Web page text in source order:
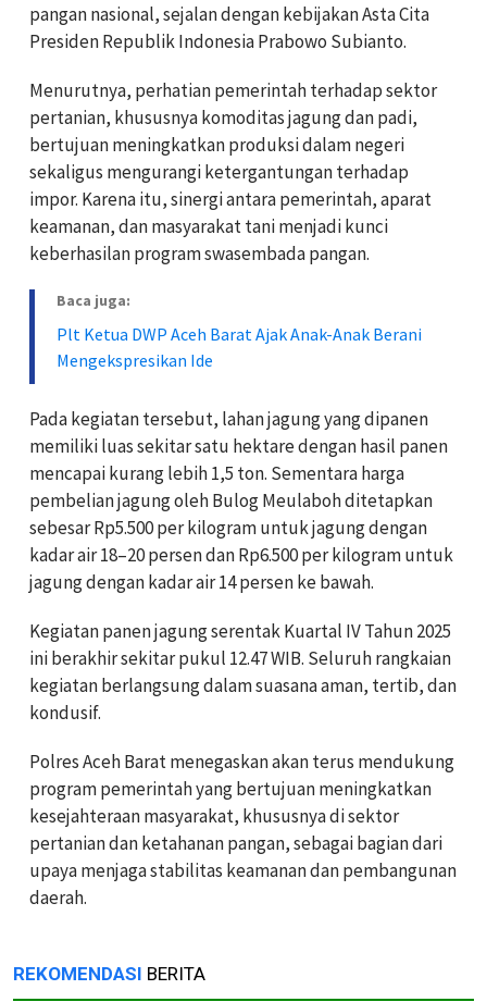
pangan nasional, sejalan dengan kebijakan Asta Cita
Presiden Republik Indonesia Prabowo Subianto.
Menurutnya, perhatian pemerintah terhadap sektor
pertanian, khususnya komoditas jagung dan padi,
bertujuan meningkatkan produksi dalam negeri
sekaligus mengurangi ketergantungan terhadap
impor. Karena itu, sinergi antara pemerintah, aparat
keamanan, dan masyarakat tani menjadi kunci
keberhasilan program swasembada pangan.
Baca juga:
Plt Ketua DWP Aceh Barat Ajak Anak-Anak Berani
Mengekspresikan Ide
Pada kegiatan tersebut, lahan jagung yang dipanen
memiliki luas sekitar satu hektare dengan hasil panen
mencapai kurang lebih 1,5 ton. Sementara harga
pembelian jagung oleh Bulog Meulaboh ditetapkan
sebesar Rp5.500 per kilogram untuk jagung dengan
kadar air 18–20 persen dan Rp6.500 per kilogram untuk
jagung dengan kadar air 14 persen ke bawah.
Kegiatan panen jagung serentak Kuartal IV Tahun 2025
ini berakhir sekitar pukul 12.47 WIB. Seluruh rangkaian
kegiatan berlangsung dalam suasana aman, tertib, dan
kondusif.
Polres Aceh Barat menegaskan akan terus mendukung
program pemerintah yang bertujuan meningkatkan
kesejahteraan masyarakat, khususnya di sektor
pertanian dan ketahanan pangan, sebagai bagian dari
upaya menjaga stabilitas keamanan dan pembangunan
daerah.
REKOMENDASI BERITA